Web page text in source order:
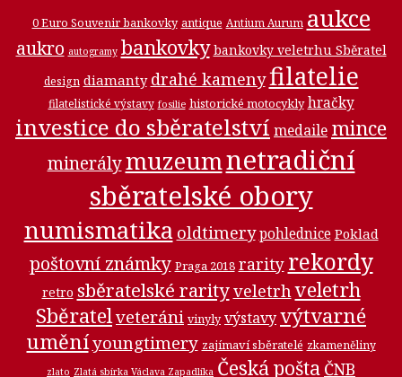
0 Euro Souvenir bankovky antique Antium Aurum aukce
aukro autogramy bankovky bankovky veletrhu Sběratel
design diamanty drahé kamenyfilatelie
filatelistické výstavy fosilie historické motocykly hračky
investice do sběratelství medaile mince
minerálymuzeumnetradiční
sběratelské obory
numismatika oldtimery pohlednice Poklad
poštovní známky Praga 2018 rarity rekordy
retro sběratelské rarityveletrhveletrh
Sběratelveteráni vinyly výstavyvýtvarné
uměníyoungtimery zajímaví sběratelé zkameněliny
zlato Zlatá sbírka Václava Zapadlíka Česká pošta ČNB